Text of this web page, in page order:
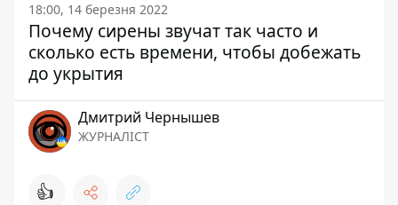
18:00, 14 березня 2022
Почему сирены звучат так часто и
сколько есть времени, чтобы добежать
до укрытия
Дмитрий Чернышев
ЖУРНАЛІСТ
👍